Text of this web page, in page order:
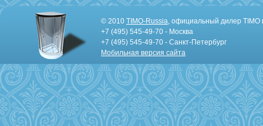
© 2010 TIMO-Russia, официальный дилер TIMO
+7 (495) 545-49-70 - Москва
+7 (495) 545-49-70 - Санкт-Петербург
Мобильная версия сайта